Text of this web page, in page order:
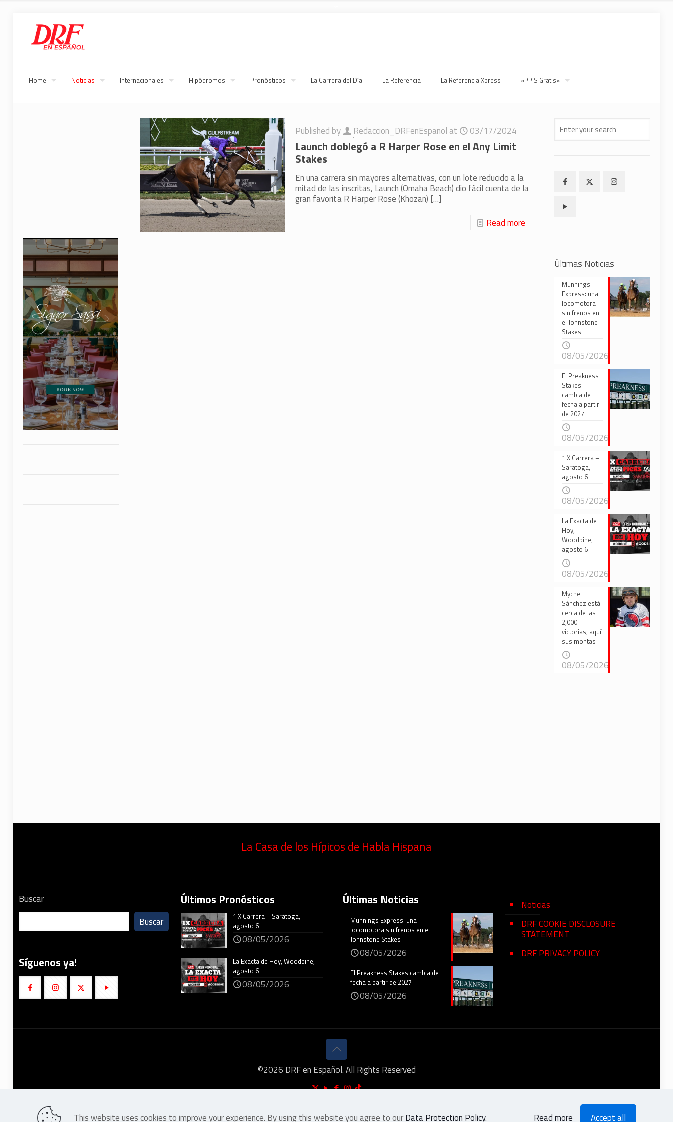
Home Noticias Internacionales Hipódromos Pronósticos La Carrera del Día La Referencia La Referencia Xpress «PP’S Gratis»
Published by Redaccion_DRFenEspanol at 03/17/2024
Launch doblegó a R Harper Rose en el Any Limit
Stakes
En una carrera sin mayores alternativas, con un lote reducido a la
mitad de las inscritas, Launch (Omaha Beach) dio fácil cuenta de la
gran favorita R Harper Rose (Khozan) […]
Read more
Últimas Noticias
Munnings
Express: una
locomotora
sin frenos en
el Johnstone
Stakes
08/05/2026
El Preakness
Stakes
cambia de
fecha a partir
de 2027
08/05/2026
1 X Carrera –
Saratoga,
agosto 6
08/05/2026
La Exacta de
Hoy,
Woodbine,
agosto 6
08/05/2026
Mychel
Sánchez está
cerca de las
2,000
victorias, aquí
sus montas
08/05/2026
La Casa de los Hípicos de Habla Hispana
Buscar
Buscar
Síguenos ya!
Últimos Pronósticos
1 X Carrera – Saratoga,
agosto 6
08/05/2026
La Exacta de Hoy, Woodbine,
agosto 6
08/05/2026
Últimas Noticias
Munnings Express: una
locomotora sin frenos en el
Johnstone Stakes
08/05/2026
El Preakness Stakes cambia de
fecha a partir de 2027
08/05/2026
Noticias
DRF COOKIE DISCLOSURE
STATEMENT
DRF PRIVACY POLICY
©2026 DRF en Español. All Rights Reserved
This website uses cookies to improve your experience. By using this website you agree to ourData Protection Policy. Read more Accept all